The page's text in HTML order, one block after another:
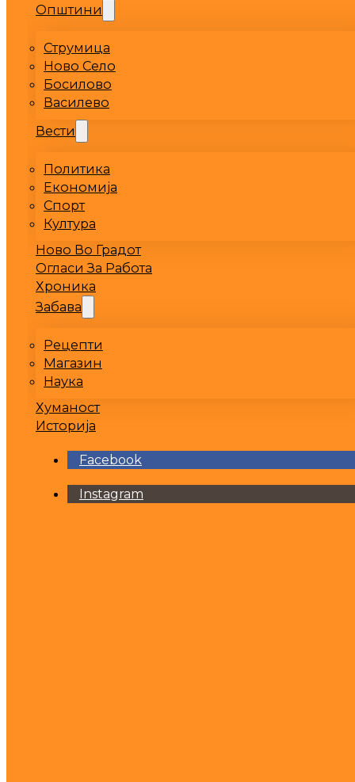
Општини
Струмица
Ново Село
Босилово
Василево
Вести
Политика
Економија
Спорт
Култура
Ново Во Градот
Огласи За Работа
Хроника
Забава
Рецепти
Магазин
Наука
Хуманост
Историја
Facebook
Instagram